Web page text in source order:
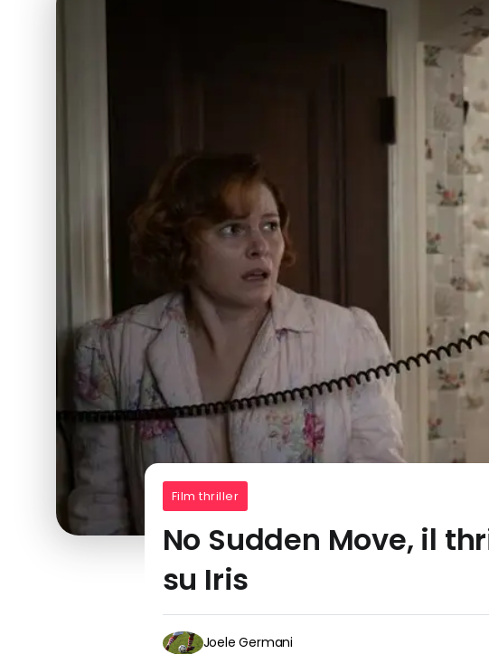
Film thriller
No Sudden Move, il
su Iris
Joele Germani